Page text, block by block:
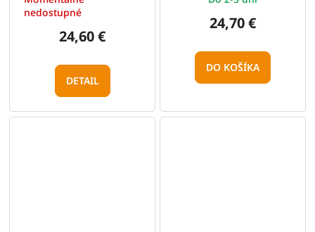
nedostupné
24,60 €
DETAIL
24,70 €
DO KOŠÍKA